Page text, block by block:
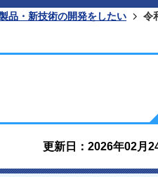
品・新技術の開発をしたい 令
更新日：2026年02月